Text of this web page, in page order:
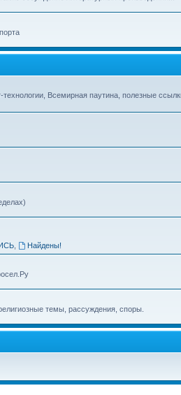
Всемирная паутина, полезные
, Найдены!
темы, рассуждения, споры.